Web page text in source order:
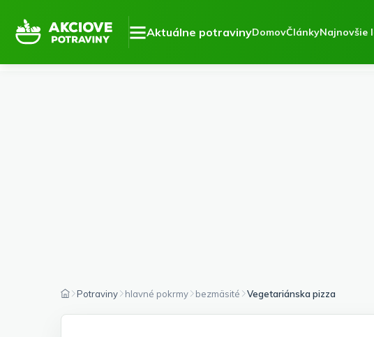
Aktuálne potravinyDomovČlánkyNajnovšie
Potraviny hlavné pokrmy bezmäsité Vegetariánska pizza